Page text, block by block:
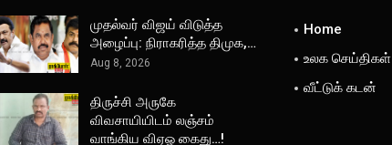
முதல்வர் விஜய் விடுத்த
அழைப்பு: நிராகரித்த திமுக,…
Aug 8, 2026
திருச்சி அருகே
விவசாயியிடம் லஞ்சம்
வாங்கிய விஏஓ கைது…!
Home
உலக செய்திகள்
வீட்டுக் கடன்